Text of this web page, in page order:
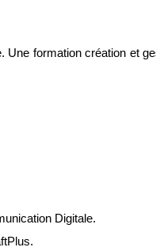
formation création et
Digitale.